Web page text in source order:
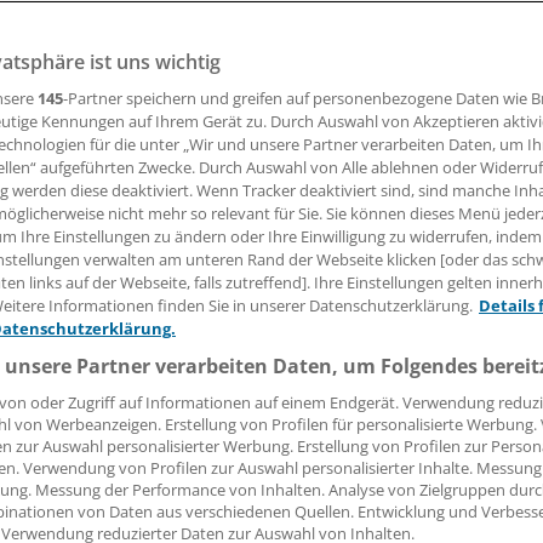
Phasen oft nicht auffallen, wird bei Manisch-
erkannt. Eine neue CME-zertifizierte
Leserin, lieber Leser,
Beitrag können Sie lesen, sobald Sie sich
Jetzt anmelden »
Kostenlos
vergessen?
Problem beim Login?
ist mit wenigen Klicks erledigt und kostenlos.
des kostenlosen Login:
Analysen, Hintergründe und Infografiken
Interviews und Praxis-Tipps
auf allemedizinischen Berichte und Kommentare
ist uns wichtig
145-Partner speichern und greifen auf personenbezogene Daten wie
Kennungen auf Ihrem Gerät zu. Durch Auswahl von Akzeptieren
für die unter „Wir und unsere Partner verarbeiten Daten, um
aufgeführten Zwecke. Durch Auswahl von Alle ablehnen oder
werden diese deaktiviert. Wenn Tracker deaktiviert sind, sind manche
nicht mehr so relevant für Sie. Sie können dieses Menü
Ihre Einstellungen zu ändern oder Ihre Einwilligung zu widerrufen, indem
verwalten am unteren Rand der Webseite klicken [oder das
links auf der Webseite, falls zutreffend]. Ihre Einstellungen gelten
Informationen finden Sie in unserer Datenschutzerklärung. Details
Partner verarbeiten Daten, um Folgendes
oder Zugriff auf Informationen auf einem Endgerät. Verwendung
von Werbeanzeigen. Erstellung von Profilen für personalisierte
zur Auswahl personalisierter Werbung. Erstellung von Profilen zur
Verwendung von Profilen zur Auswahl personalisierter Inhalte.
Messung der Performance von Inhalten. Analyse von Zielgruppen
von Daten aus verschiedenen Quellen. Entwicklung und
reduzierter Daten zur Auswahl von Inhalten.